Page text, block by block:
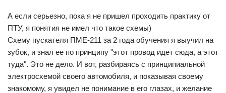
А если серьезно, пока я не пришел проходить практику от
ПТУ, я понятия не имел что такое схемы)
Схему пускателя ПМЕ-211 за 2 года обучения я выучил на
зубок, и знал ее по принципу "этот провод идет сюда, а этот
туда". Это не дело. И вот, разбираясь с принципиальной
электросхемой своего автомобиля, и показывая своему
знакомому, я увидел не понимание в его глазах, и желание